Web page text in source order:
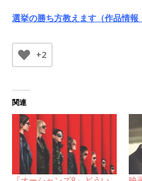
選挙の勝ち方教えます（作品情報
+2
関連